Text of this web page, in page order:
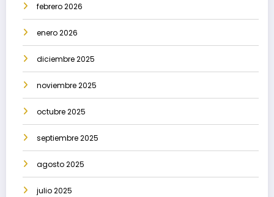
febrero 2026
enero 2026
diciembre 2025
noviembre 2025
octubre 2025
septiembre 2025
agosto 2025
julio 2025